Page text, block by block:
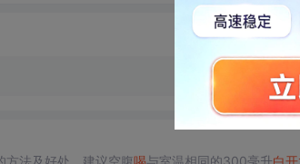
方法及好处。建议空腹喝与室温相同的300毫升白开